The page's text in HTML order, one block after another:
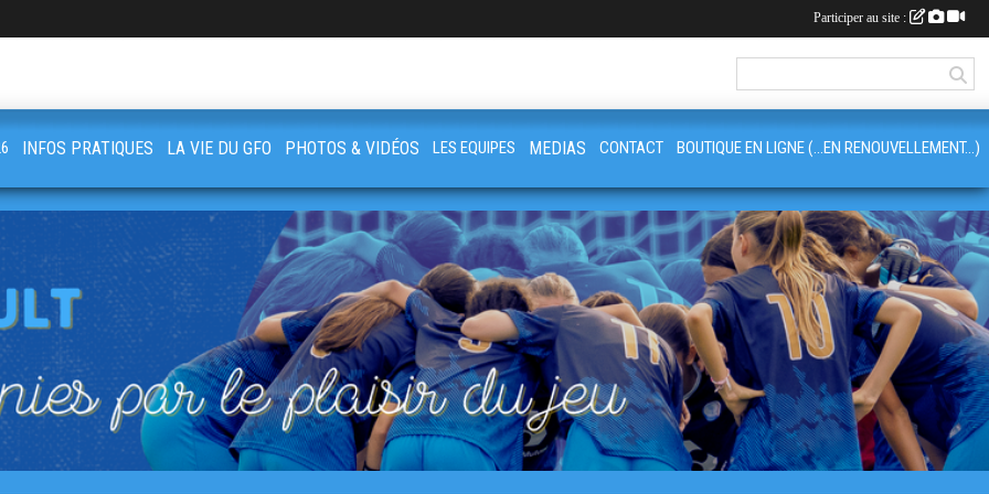
INFOS PRATIQUES LA VIE DU GFO PHOTOS & VIDÉOS LES EQUIPES MEDIAS CONTACT BOUTIQUE EN LIGNE (...EN RENOUVELLEMENT...)
Participer au site :